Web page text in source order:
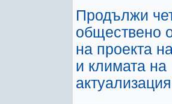
Продължи
обществено
на проекта
и климата на